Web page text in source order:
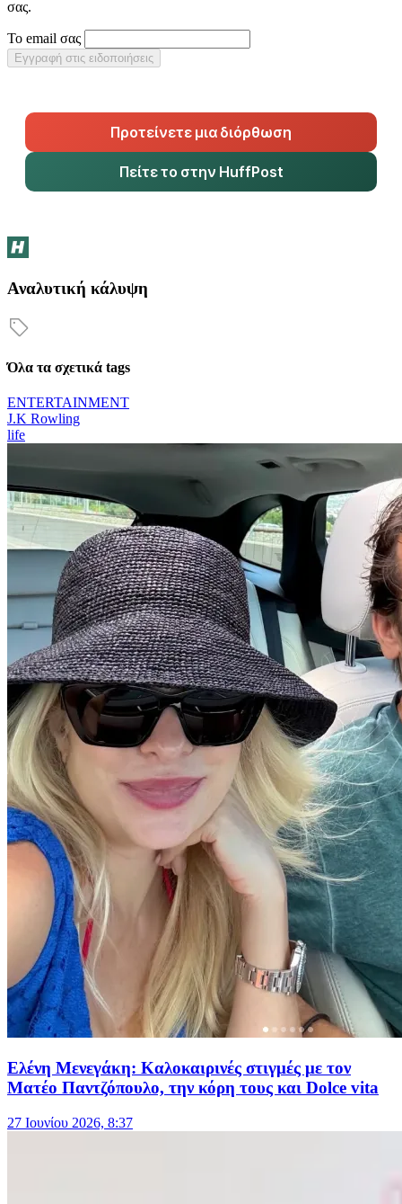
σας.
Το email σας
Εγγραφή στις ειδοποιήσεις
Προτείνετε μια διόρθωση
Πείτε το στην HuffPost
Αναλυτική κάλυψη
Όλα τα σχετικά tags
ENTERTAINMENT
J.K Rowling
life
Ελένη Μενεγάκη: Καλοκαιρινές στιγμές με τον
Ματέο Παντζόπουλο, την κόρη τους και Dolce vita
27 Ιουνίου 2026, 8:37